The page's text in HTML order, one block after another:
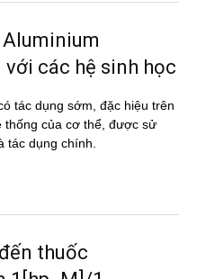
các hệ sinh học
tác dụng sớm, đặc hiệu trên
thống của cơ thể, được sử
tác dụng chính.
thuốc